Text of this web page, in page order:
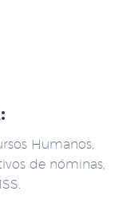
Humanos,
de nóminas,